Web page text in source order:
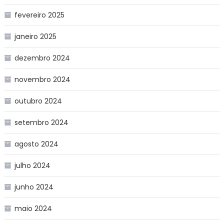
fevereiro 2025
janeiro 2025
dezembro 2024
novembro 2024
outubro 2024
setembro 2024
agosto 2024
julho 2024
junho 2024
maio 2024